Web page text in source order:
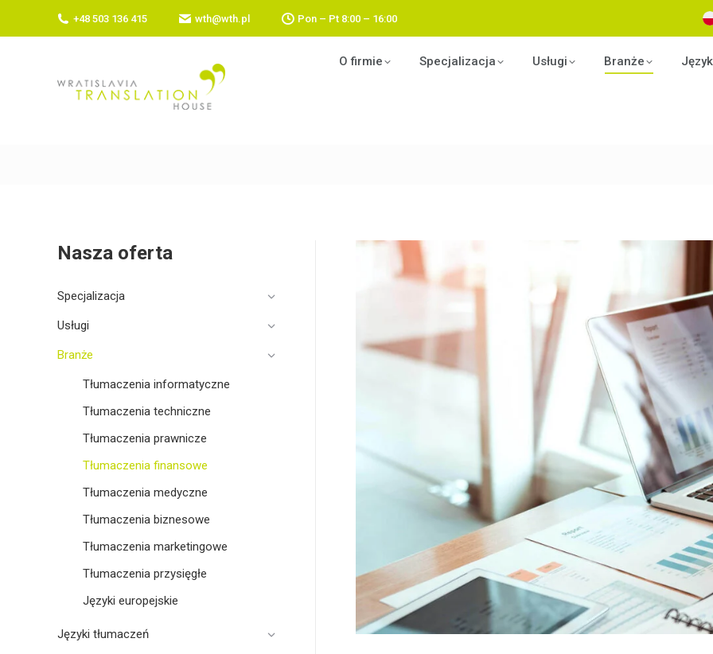
+48 503 136 415 wth@wth.pl Pon – Pt 8:00 – 16:00
O firmie Specjalizacja Usługi Branże
Nasza oferta
Specjalizacja
Usługi
Branże
Tłumaczenia informatyczne
Tłumaczenia techniczne
Tłumaczenia prawnicze
Tłumaczenia finansowe
Tłumaczenia medyczne
Tłumaczenia biznesowe
Tłumaczenia marketingowe
Tłumaczenia przysięgłe
Języki europejskie
Języki tłumaczeń